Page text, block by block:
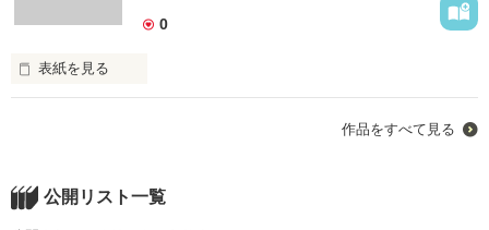
そういうものを
0
表紙を見る
作品をすべて見る
公開リスト一覧